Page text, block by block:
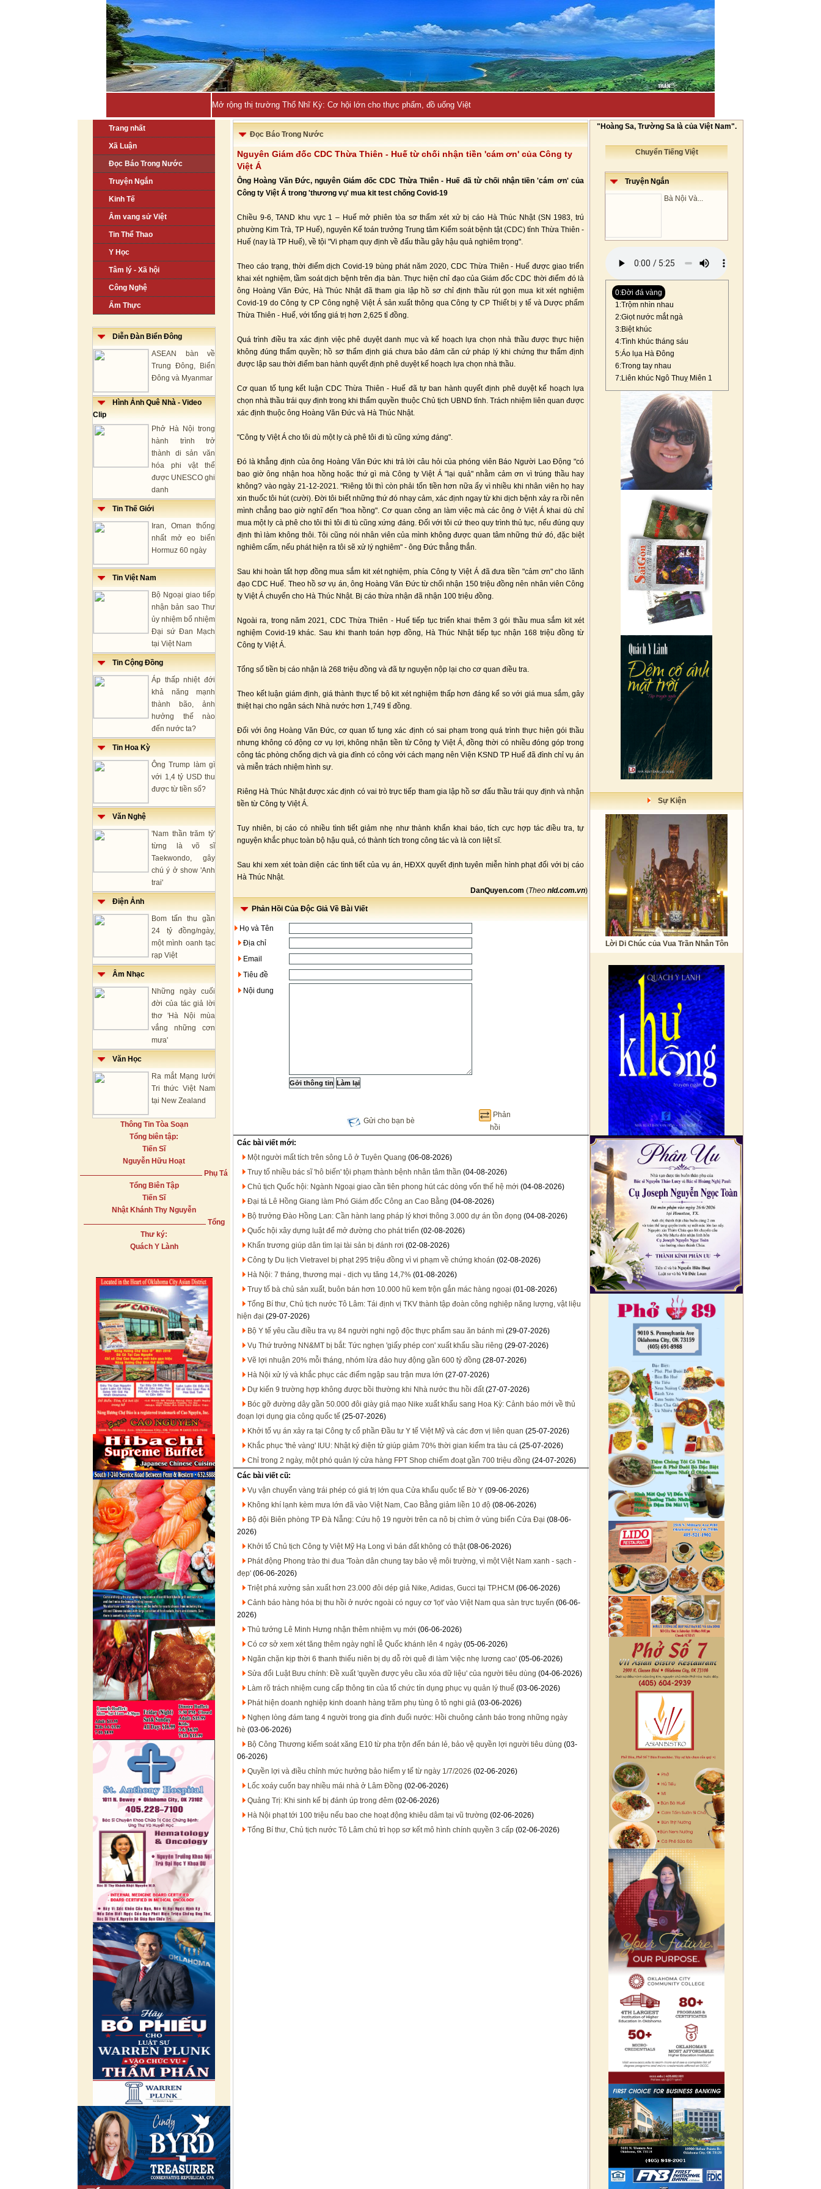
Mở rộng thị trường Thổ Nhĩ Kỳ: Cơ hội lớn cho thực phẩm, đồ uống Việt
Trang nhất
Xã Luận
Đọc Báo Trong Nước
Truyện Ngắn
Kinh Tế
Âm vang sử Việt
Tin Thể Thao
Y Học
Tâm lý - Xã hội
Công Nghệ
Ẩm Thực
Diễn Đàn Biển Đông
ASEAN bàn về
Trung Đông, Biển
Đông và Myanmar
Hình Ảnh Quê Nhà - Video
Clip
Phở Hà Nội trong
hành trình trở
thành di sản văn
hóa phi vật thể
được UNESCO ghi
danh
Tin Thế Giới
Iran, Oman thống
nhất mở eo biển
Hormuz 60 ngày
Tin Việt Nam
Bộ Ngoại giao tiếp
nhận bản sao Thư
ủy nhiệm bổ nhiệm
Đại sứ Đan Mạch
tại Việt Nam
Tin Cộng Đồng
Áp thấp nhiệt đới
khả năng mạnh
thành bão, ảnh
hưởng thế nào
đến nước ta?
Tin Hoa Kỳ
Ông Trump làm gì
với 1,4 tỷ USD thu
được từ tiền số?
Văn Nghệ
'Nam thần trăm tỷ'
từng là võ sĩ
Taekwondo, gây
chú ý ở show 'Anh
trai'
Điện Ảnh
Bom tấn thu gần
24 tỷ đồng/ngày,
một mình oanh tạc
rạp Việt
Âm Nhạc
Những ngày cuối
đời của tác giả lời
thơ 'Hà Nội mùa
vắng những cơn
mưa'
Văn Học
Ra mắt Mạng lưới
Tri thức Việt Nam
tại New Zealand
Thông Tin Tòa Soạn
Tổng biên tập:
Tiến Sĩ
Nguyễn Hữu Hoạt
Phụ Tá
Tổng Biên Tập
Tiến Sĩ
Nhật Khánh Thy Nguyễn
Tổng
Thư ký:
Quách Y Lành
Đọc Báo Trong Nước
Nguyên Giám đốc CDC Thừa Thiên - Huế từ chối nhận tiền 'cám ơn' của Công ty
Việt Á
Ông Hoàng Văn Đức, nguyên Giám đốc CDC Thừa Thiên - Huế đã từ chối nhận tiền 'cám ơn' của
Công ty Việt Á trong 'thương vụ' mua kit test chống Covid-19
Chiều 9-6, TAND khu vực 1 – Huế mở phiên tòa sơ thẩm xét xử bị cáo Hà Thúc Nhật (SN 1983, trú
phường Kim Trà, TP Huế), nguyên Kế toán trưởng Trung tâm Kiểm soát bệnh tật (CDC) tỉnh Thừa Thiên -
Huế (nay là TP Huế), về tội "Vi phạm quy định về đấu thầu gây hậu quả nghiêm trọng".
Theo cáo trạng, thời điểm dịch Covid-19 bùng phát năm 2020, CDC Thừa Thiên - Huế được giao triển
khai xét nghiệm, tầm soát dịch bệnh trên địa bàn. Thực hiện chỉ đạo của Giám đốc CDC thời điểm đó là
ông Hoàng Văn Đức, Hà Thúc Nhật đã tham gia lập hồ sơ chỉ định thầu rút gọn mua kit xét nghiệm
Covid-19 do Công ty CP Công nghệ Việt Á sản xuất thông qua Công ty CP Thiết bị y tế và Dược phẩm
Thừa Thiên - Huế, với tổng giá trị hơn 2,625 tỉ đồng.
Quá trình điều tra xác định việc phê duyệt danh mục và kế hoạch lựa chọn nhà thầu được thực hiện
không đúng thẩm quyền; hồ sơ thẩm định giá chưa bảo đảm căn cứ pháp lý khi chứng thư thẩm định
được lập sau thời điểm ban hành quyết định phê duyệt kế hoạch lựa chọn nhà thầu.
Cơ quan tố tụng kết luận CDC Thừa Thiên - Huế đã tự ban hành quyết định phê duyệt kế hoạch lựa
chọn nhà thầu trái quy định trong khi thẩm quyền thuộc Chủ tịch UBND tỉnh. Trách nhiệm liên quan được
xác định thuộc ông Hoàng Văn Đức và Hà Thúc Nhật.
"Công ty Việt Á cho tôi dù một ly cà phê tôi đi tù cũng xứng đáng".
Đó là khẳng định của ông Hoàng Văn Đức khi trả lời câu hỏi của phóng viên Báo Người Lao Động "có
bao giờ ông nhận hoa hồng hoặc thứ gì mà Công ty Việt Á "lại quả" nhằm cảm ơn vì trúng thầu hay
không? vào ngày 21-12-2021. "Riêng tôi thì còn phải tốn tiền hơn nữa ấy vì nhiều khi nhân viên họ hay
xin thuốc tôi hút (cười). Đời tôi biết những thứ đó nhạy cảm, xác định ngay từ khi dịch bệnh xảy ra rồi nên
mình chẳng bao giờ nghĩ đến "hoa hồng". Cơ quan công an làm việc mà các ông ở Việt Á khai dù chỉ
mua một ly cà phê cho tôi thì tôi đi tù cũng xứng đáng. Đối với tôi cứ theo quy trình thủ tục, nếu đúng quy
định thì làm không thôi. Tôi cũng nói nhân viên của mình không được quan tâm những thứ đó, đặc biệt
nghiêm cấm, nếu phát hiện ra tôi sẽ xử lý nghiêm" - ông Đức thẳng thắn.
Sau khi hoàn tất hợp đồng mua sắm kit xét nghiệm, phía Công ty Việt Á đã đưa tiền "cảm ơn" cho lãnh
đạo CDC Huế. Theo hồ sơ vụ án, ông Hoàng Văn Đức từ chối nhận 150 triệu đồng nên nhân viên Công
ty Việt Á chuyển cho Hà Thúc Nhật. Bị cáo thừa nhận đã nhận 100 triệu đồng.
Ngoài ra, trong năm 2021, CDC Thừa Thiên - Huế tiếp tục triển khai thêm 3 gói thầu mua sắm kit xét
nghiệm Covid-19 khác. Sau khi thanh toán hợp đồng, Hà Thúc Nhật tiếp tục nhận 168 triệu đồng từ
Công ty Việt Á.
Tổng số tiền bị cáo nhận là 268 triệu đồng và đã tự nguyện nộp lại cho cơ quan điều tra.
Theo kết luận giám định, giá thành thực tế bộ kit xét nghiệm thấp hơn đáng kể so với giá mua sắm, gây
thiệt hại cho ngân sách Nhà nước hơn 1,749 tỉ đồng.
Đối với ông Hoàng Văn Đức, cơ quan tố tụng xác định có sai phạm trong quá trình thực hiện gói thầu
nhưng không có động cơ vụ lợi, không nhận tiền từ Công ty Việt Á, đồng thời có nhiều đóng góp trong
công tác phòng chống dịch và gia đình có công với cách mạng nên Viện KSND TP Huế đã đình chỉ vụ án
và miễn trách nhiệm hình sự.
Riêng Hà Thúc Nhật được xác định có vai trò trực tiếp tham gia lập hồ sơ đấu thầu trái quy định và nhận
tiền từ Công ty Việt Á.
Tuy nhiên, bị cáo có nhiều tình tiết giảm nhẹ như thành khẩn khai báo, tích cực hợp tác điều tra, tự
nguyện khắc phục toàn bộ hậu quả, có thành tích trong công tác và là con liệt sĩ.
Sau khi xem xét toàn diện các tình tiết của vụ án, HĐXX quyết định tuyên miễn hình phạt đối với bị cáo
Hà Thúc Nhật.
DanQuyen.com (Theo nld.com.vn)
Phản Hồi Của Độc Giả Về Bài Viết
Họ và Tên
Địa chỉ
Email
Tiêu đề
Nội dung
Gửi cho bạn bè
Phản
hồi
Các bài viết mới:
Một người mất tích trên sông Lô ở Tuyên Quang (06-08-2026)
Truy tố nhiều bác sĩ 'hô biến' tội phạm thành bệnh nhân tâm thần (04-08-2026)
Chủ tịch Quốc hội: Ngành Ngoại giao cần tiên phong hút các dòng vốn thế hệ mới (04-08-2026)
Đại tá Lê Hồng Giang làm Phó Giám đốc Công an Cao Bằng (04-08-2026)
Bộ trưởng Đào Hồng Lan: Cần hành lang pháp lý khơi thông 3.000 dự án tồn đọng (04-08-2026)
Quốc hội xây dựng luật để mở đường cho phát triển (02-08-2026)
Khẩn trương giúp dân tìm lại tài sản bị đánh rơi (02-08-2026)
Công ty Du lịch Vietravel bị phạt 295 triệu đồng vì vi phạm về chứng khoán (02-08-2026)
Hà Nội: 7 tháng, thương mại - dịch vụ tăng 14,7% (01-08-2026)
Truy tố bà chủ sản xuất, buôn bán hơn 10.000 hũ kem trộn gắn mác hàng ngoại (01-08-2026)
Tổng Bí thư, Chủ tịch nước Tô Lâm: Tái định vị TKV thành tập đoàn công nghiệp năng lượng, vật liệu
hiện đại (29-07-2026)
Bộ Y tế yêu cầu điều tra vụ 84 người nghi ngộ độc thực phẩm sau ăn bánh mì (29-07-2026)
Vụ Thứ trưởng NN&MT bị bắt: Tức nghẹn 'giấy phép con' xuất khẩu sầu riêng (29-07-2026)
Vẽ lợi nhuận 20% mỗi tháng, nhóm lừa đảo huy động gần 600 tỷ đồng (28-07-2026)
Hà Nội xử lý và khắc phục các điểm ngập sau trận mưa lớn (27-07-2026)
Dự kiến 9 trường hợp không được bồi thường khi Nhà nước thu hồi đất(27-07-2026)
Bóc gỡ đường dây gần 50.000 đôi giày giả mạo Nike xuất khẩu sang Hoa Kỳ: Cảnh báo mới về thủ
đoạn lợi dụng gia công quốc tế (25-07-2026)
Khởi tố vụ án xảy ra tại Công ty cổ phần Đầu tư Y tế Việt Mỹ và các đơn vị liên quan (25-07-2026)
Khắc phục 'thẻ vàng' IUU: Nhật ký điện tử giúp giảm 70% thời gian kiểm tra tàu cá (25-07-2026)
Chỉ trong 2 ngày, một phó quản lý cửa hàng FPT Shop chiếm đoạt gần 700 triệu đồng (24-07-2026)
Các bài viết cũ:
Vụ vận chuyển vàng trái phép có giá trị lớn qua Cửa khẩu quốc tế Bờ Y (09-06-2026)
Không khí lạnh kèm mưa lớn đã vào Việt Nam, Cao Bằng giảm liền 10 độ (08-06-2026)
Bộ đội Biên phòng TP Đà Nẵng: Cứu hộ 19 người trên ca nô bị chìm ở vùng biển Cửa Đại (08-06-
2026)
Khởi tố Chủ tịch Công ty Việt Mỹ Hạ Long vì bán đất không có thật(08-06-2026)
Phát động Phong trào thi đua 'Toàn dân chung tay bảo vệ môi trường, vì một Việt Nam xanh - sạch -
đẹp' (06-06-2026)
Triệt phá xưởng sản xuất hơn 23.000 đôi dép giả Nike, Adidas, Gucci tại TP.HCM (06-06-2026)
Cảnh báo hàng hóa bị thu hồi ở nước ngoài có nguy cơ 'lọt' vào Việt Nam qua sàn trực tuyến (06-06-
2026)
Thủ tướng Lê Minh Hưng nhận thêm nhiệm vụ mới (06-06-2026)
Có cơ sở xem xét tăng thêm ngày nghỉ lễ Quốc khánh lên 4 ngày (05-06-2026)
Ngăn chặn kịp thời 6 thanh thiếu niên bị dụ dỗ rời quê đi làm 'việc nhẹ lương cao' (05-06-2026)
Sửa đổi Luật Bưu chính: Đề xuất 'quyền được yêu cầu xóa dữ liệu' của người tiêu dùng (04-06-2026)
Làm rõ trách nhiệm cung cấp thông tin của tổ chức tín dụng phục vụ quản lý thuế (03-06-2026)
Phát hiện doanh nghiệp kinh doanh hàng trăm phụ tùng ô tô nghi giả (03-06-2026)
Nghẹn lòng đám tang 4 người trong gia đình đuối nước: Hồi chuông cảnh báo trong những ngày
hè (03-06-2026)
Bộ Công Thương kiểm soát xăng E10 từ pha trộn đến bán lẻ, bảo vệ quyền lợi người tiêu dùng (03-
06-2026)
Quyền lợi và điều chỉnh mức hưởng bảo hiểm y tế từ ngày 1/7/2026 (02-06-2026)
Lốc xoáy cuốn bay nhiều mái nhà ở Lâm Đồng (02-06-2026)
Quảng Trị: Khi sinh kế bị đánh úp trong đêm (02-06-2026)
Hà Nội phạt tới 100 triệu nếu bao che hoạt động khiêu dâm tại vũ trường (02-06-2026)
Tổng Bí thư, Chủ tịch nước Tô Lâm chủ trì họp sơ kết mô hình chính quyền 3 cấp (02-06-2026)
"Hoàng Sa, Trường Sa là của Việt Nam".
Chuyển Tiếng Việt
Truyện Ngắn
Bà Nội Và...
0:Đời đá vàng
1:Trộm nhìn nhau
2:Giọt nước mắt ngà
3:Biệt khúc
4:Tình khúc tháng sáu
5:Áo lụa Hà Đông
6:Trong tay nhau
7:Liên khúc Ngô Thuỵ Miên 1
Sự Kiện
Lời Di Chúc của Vua Trần Nhân Tôn